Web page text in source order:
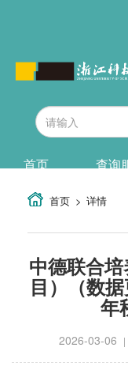
首页 查询
首页 详情
中德联合培
目）（数
年
2026-03-06 |